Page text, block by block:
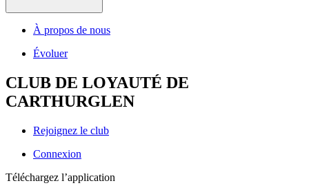
À propos de nous
Évoluer
CLUB DE LOYAUTÉ DE
CARTHURGLEN
Rejoignez le club
Connexion
Téléchargez l’application